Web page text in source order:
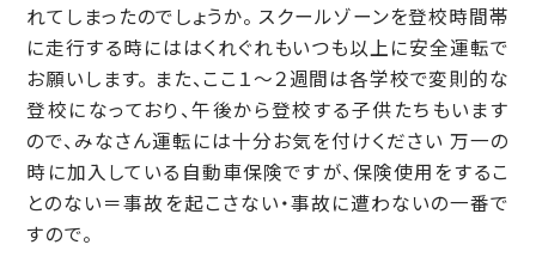
れてしまったのでしょうか。 スクールゾーンを登校時間帯
に走行する時にははくれぐれもいつも以上に安全運転で
お願いします。 また、ここ１～２週間は各学校で変則的な
登校になっており、午後から登校する子供たちもいます
ので、みなさん運転には十分お気を付けください 万一の
時に加入している自動車保険ですが、保険使用をするこ
とのない＝事故を起こさない・事故に遭わないの一番で
すので。